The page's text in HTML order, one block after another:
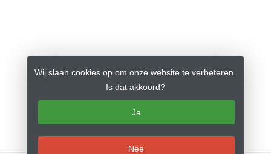
Wij slaan cookies op om onze website te verbeteren.
Is dat akkoord?
Ja
Nee